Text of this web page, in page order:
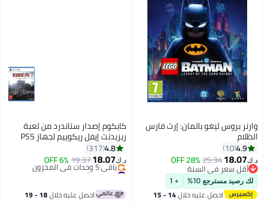
وارنر بروس ليغو باتمان: إرث فارس
الظلام
4.9
10
د.ك‏18.07
25.34
28% OFF
أقل سعر في السنة
أقل سعر في السنة
لك رصيد مسترجع 10% + 1
احصل عليه خلال 14 - 15
كابكوم إصدار ستاندرد من لعبة
ريزيدنت إيفل ريكوييم لجهاز PS5
4.8
317
د.ك‏18.07
19.37
6% OFF
#30 في ألعاب الفيديو
باقي 5 وحدات في المخزون
#30 في ألعاب الفيديو احصل عليه خلال 18 - 19